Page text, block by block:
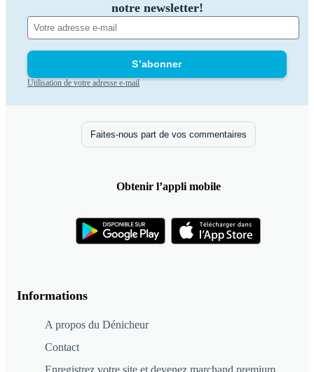
notre newsletter!
S’abonner
Utilisation de votre adresse e-mail
Informations
A propos du Dénicheur
Contact
Faites-nous part de vos commentaires
Obtenir l’appli mobile